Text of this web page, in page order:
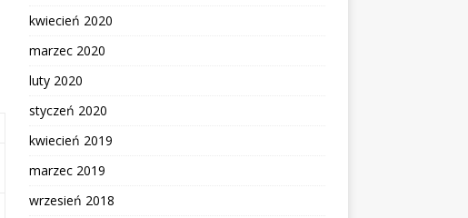
kwiecień 2020
marzec 2020
luty 2020
styczeń 2020
kwiecień 2019
marzec 2019
wrzesień 2018